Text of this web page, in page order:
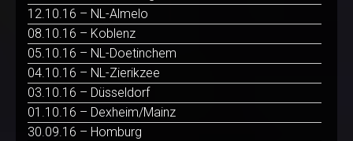
12.10.16 – NL-Almelo
08.10.16 – Koblenz
05.10.16 – NL-Doetinchem
04.10.16 – NL-Zierikzee
03.10.16 – Düsseldorf
01.10.16 – Dexheim/Mainz
30.09.16 – Homburg